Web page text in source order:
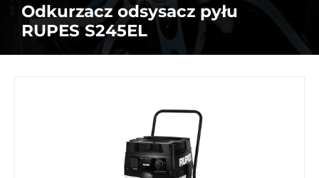
Odkurzacz odsysacz pyłu
RUPES S245EL